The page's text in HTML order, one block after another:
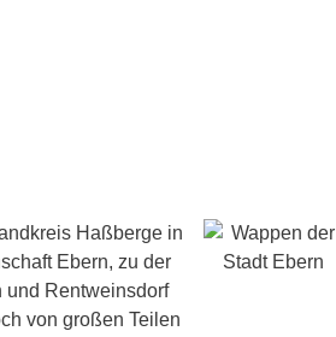
Haßberge in
Ebern, zu der
und Rentweinsdorf
von großen Teilen